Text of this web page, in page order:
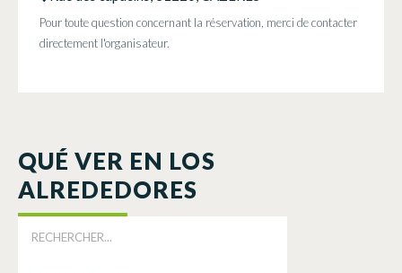
Pour toute question concernant la réservation, merci de contacter
directement l'organisateur.
QUÉ VER EN LOS
ALREDEDORES